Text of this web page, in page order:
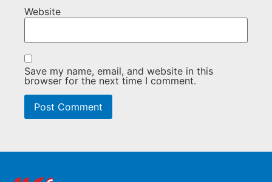
Website
Save my name, email, and website in this
browser for the next time I comment.